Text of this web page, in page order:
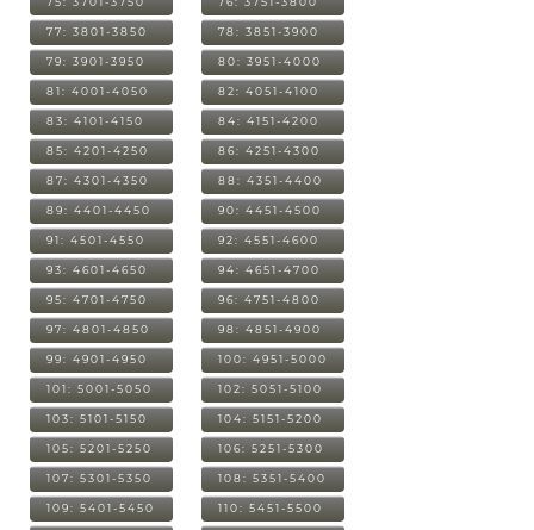
77: 3801-3850 78: 3851-3900
79: 3901-3950 80: 3951-4000
81: 4001-4050 82: 4051-4100
83: 4101-4150 84: 4151-4200
85: 4201-4250 86: 4251-4300
87: 4301-4350 88: 4351-4400
89: 4401-4450 90: 4451-4500
91: 4501-4550 92: 4551-4600
93: 4601-4650 94: 4651-4700
95: 4701-4750 96: 4751-4800
97: 4801-4850 98: 4851-4900
99: 4901-4950 100: 4951-5000
101: 5001-5050 102: 5051-5100
103: 5101-5150 104: 5151-5200
105: 5201-5250 106: 5251-5300
107: 5301-5350 108: 5351-5400
109: 5401-5450 110: 5451-5500